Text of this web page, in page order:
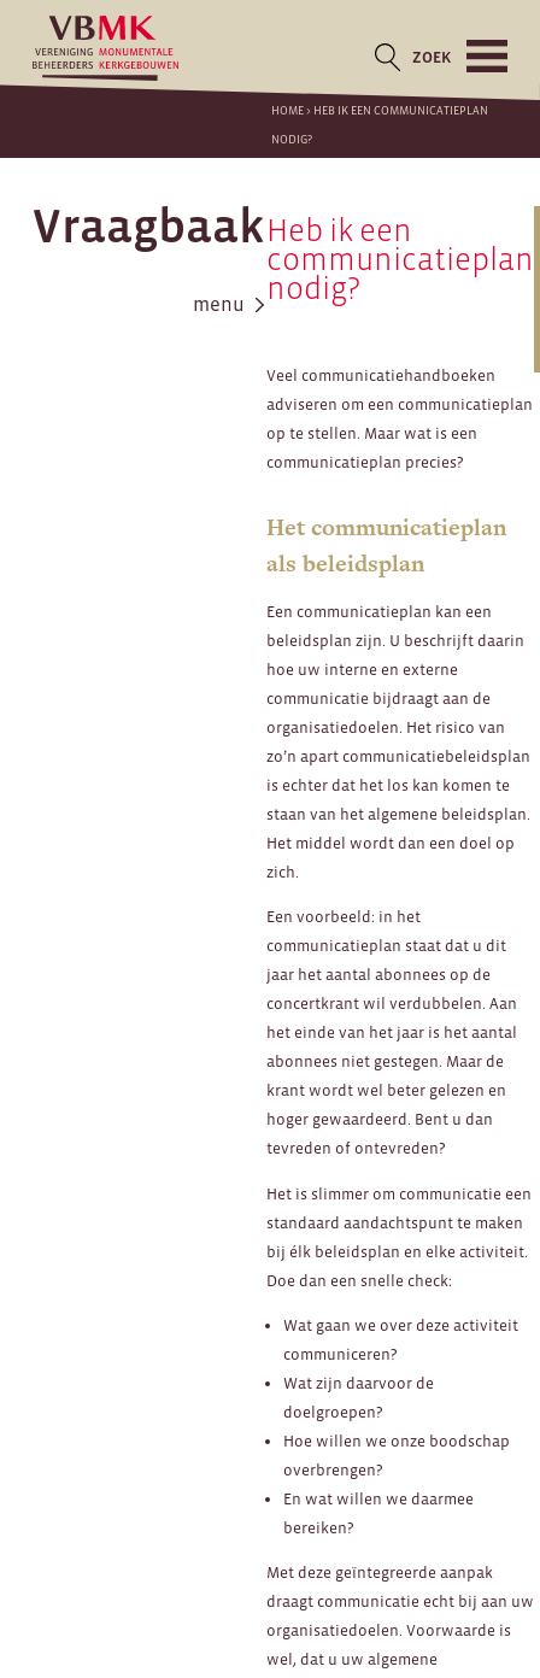
ZOEK
HOME> HEB IK EEN COMMUNICATIEPLAN
NODIG?
Vraagbaak
menu
Heb ik een
communicatieplan
nodig?
Veel communicatiehandboeken
adviseren om een communicatieplan
op te stellen. Maar wat is een
communicatieplan precies?
Het communicatieplan
als beleidsplan
Een communicatieplan kan een
beleidsplan zijn. U beschrijft daarin
hoe uw interne en externe
communicatie bijdraagt aan de
organisatiedoelen. Het risico van
zo’n apart communicatiebeleidsplan
is echter dat het los kan komen te
staan van het algemene beleidsplan.
Het middel wordt dan een doel op
zich.
Een voorbeeld: in het
communicatieplan staat dat u dit
jaar het aantal abonnees op de
concertkrant wil verdubbelen. Aan
het einde van het jaar is het aantal
abonnees niet gestegen. Maar de
krant wordt wel beter gelezen en
hoger gewaardeerd. Bent u dan
tevreden of ontevreden?
Het is slimmer om communicatie een
standaard aandachtspunt te maken
bij élk beleidsplan en elke activiteit.
Doe dan een snelle check:
Wat gaan we over deze activiteit
communiceren?
Wat zijn daarvoor de
doelgroepen?
Hoe willen we onze boodschap
overbrengen?
En wat willen we daarmee
bereiken?
Met deze geïntegreerde aanpak
draagt communicatie echt bij aan uw
organisatiedoelen. Voorwaarde is
wel, dat u uw algemene